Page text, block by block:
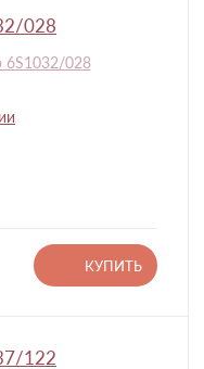
028
КУПИТЬ
122